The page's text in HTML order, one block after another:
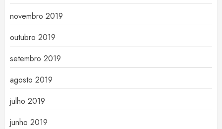
novembro 2019
outubro 2019
setembro 2019
agosto 2019
julho 2019
junho 2019